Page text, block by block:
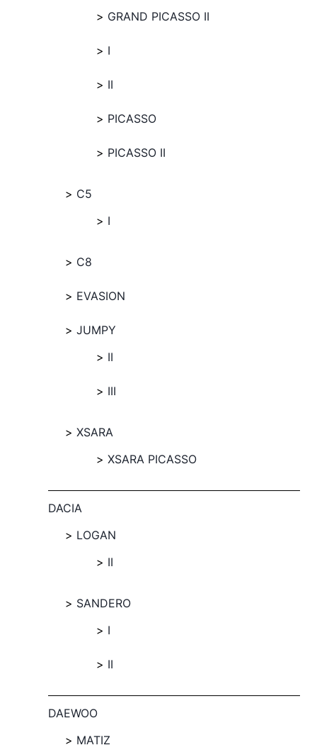
GRAND PICASSO II
I
II
PICASSO
PICASSO II
C5
I
C8
EVASION
JUMPY
II
III
XSARA
XSARA PICASSO
DACIA
LOGAN
II
SANDERO
I
II
DAEWOO
MATIZ